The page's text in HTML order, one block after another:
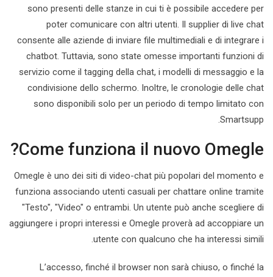
sono presenti delle stanze in cui ti è possibile accedere per
poter comunicare con altri utenti. Il supplier di live chat
consente alle aziende di inviare file multimediali e di integrare i
chatbot. Tuttavia, sono state omesse importanti funzioni di
servizio come il tagging della chat, i modelli di messaggio e la
condivisione dello schermo. Inoltre, le cronologie delle chat
sono disponibili solo per un periodo di tempo limitato con
Smartsupp.
Come funziona il nuovo Omegle?
Omegle è uno dei siti di video-chat più popolari del momento e
funziona associando utenti casuali per chattare online tramite
"Testo", "Video" o entrambi. Un utente può anche scegliere di
aggiungere i propri interessi e Omegle proverà ad accoppiare un
utente con qualcuno che ha interessi simili.
L’accesso, finché il browser non sarà chiuso, o finché la